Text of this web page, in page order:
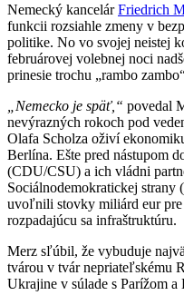
Nemecký kancelárFriedrich
funkcii rozsiahle zmeny v
politike. No vo svojej neistej
februárovej volebnej noci
prinesie trochu „rambo
„Nemecko je späť,“ povedal
nevýrazných rokoch pod
Olafa Scholza oživí
Berlína. Ešte pred nástupom
(CDU/CSU) a ich vládni
Sociálnodemokratickej
uvoľnili stovky miliárd eur pre
rozpadajúcu sa infraštruktúru.
Merz sľúbil, že vybuduje
tvárou v tvár nepriateľskému
Ukrajine v súlade s Parížom a